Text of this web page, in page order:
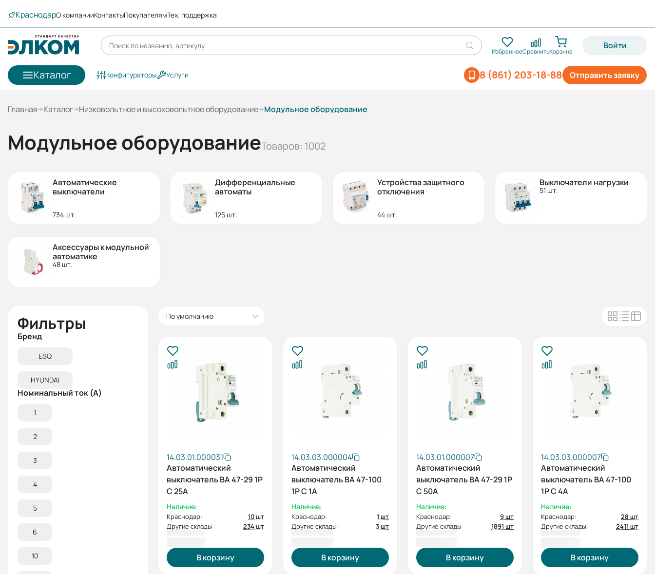
КраснодарО компанииКонтактыПокупателямТех. поддержка
ИзбранноеСравнитьКорзина
Войти
Каталог Отправить заявку
8 (861) 203-18-88
Конфигураторы Услуги
Главная Каталог Низковольтное и высоковольтное оборудование Модульное оборудование
Модульное оборудованиеТоваров: 1002
Автоматические
выключатели
734 шт.
Дифференциальные
автоматы
125 шт.
Устройства защитного
отключения
44 шт.
Выключатели нагрузки
51 шт.
Аксессуары к модульной
автоматике
48 шт.
Фильтры
Бренд
ESQ
HYUNDAI
Номинальный ток (А)
1
2
3
4
5
6
10
По умолчанию
14.03.01.000031
Автоматический
выключатель ВА 47-29 1P
C 25А
Наличие:
Краснодар:
10 шт
Другие склады:
234 шт
В корзину
14.03.03.000004
Автоматический
выключатель ВА 47-100
1P C 1А
Наличие:
Краснодар:
1 шт
Другие склады:
3 шт
В корзину
14.03.01.000007
Автоматический
выключатель ВА 47-29 1P
C 50А
Наличие:
Краснодар:
9 шт
Другие склады:
1891 шт
В корзину
14.03.03.000007
Автоматический
выключатель ВА 47-100
1P C 4А
Наличие:
Краснодар:
28 шт
Другие склады:
2411 шт
В корзину